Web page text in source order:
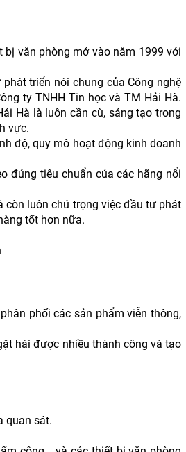
văn phòng mở vào năm 1999 với
triển nói chung của Công nghệ
ty TNHH Tin học và TM Hải Hà.
Hà là luôn cần cù, sáng tạo trong
vực.
độ, quy mô hoạt động kinh doanh
đúng tiêu chuẩn của các hãng nổi
còn luôn chú trọng việc đầu tư phát
tốt hơn nữa.
phối các sản phẩm viễn thông,
hái được nhiều thành công và tạo
quan sát.